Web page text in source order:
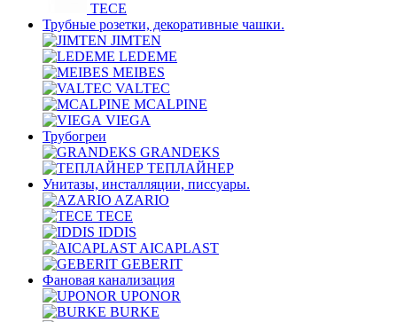
TECE
Трубные розетки, декоративные чашки.
JIMTEN
LEDEME
MEIBES
VALTEC
MCALPINE
VIEGA
Трубогреи
GRANDEKS
ТЕПЛАЙНЕР
Унитазы, инсталляции, писсуары.
AZARIO
TECE
IDDIS
AICAPLAST
GEBERIT
Фановая канализация
UPONOR
BURKE